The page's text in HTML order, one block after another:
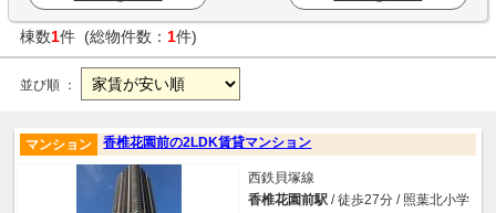
棟数1件 (総物件数： 1件)
並び順 ：
香椎花園前の2LDK賃貸マンション
マンション
西鉄貝塚線
香椎花園前駅 / 徒歩27分 / 照葉北小学